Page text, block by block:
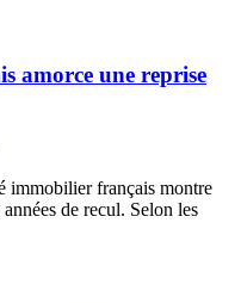
amorce une reprise
immobilier français montre
de recul. Selon les